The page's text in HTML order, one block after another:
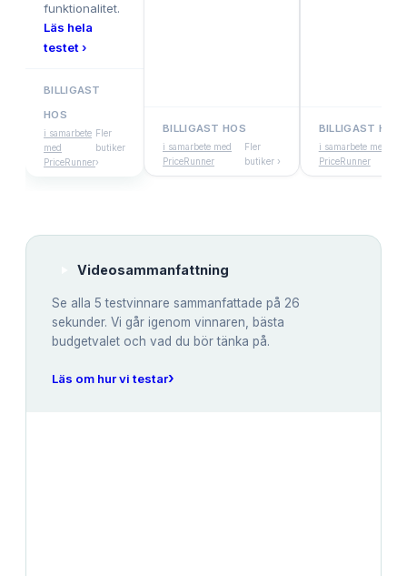
funktionalitet.
Läs hela
testet ›
BILLIGAST
HOS
i samarbete
med
PriceRunner
Fler
butiker
›
BILLIGAST HOS
i samarbete med
PriceRunner
Fler
butiker ›
BILLIGAST HOS
i samarbete med
PriceRunner
Videosammanfattning
Se alla 5 testvinnare sammanfattade på 26
sekunder. Vi går igenom vinnaren, bästa
budgetvalet och vad du bör tänka på.
Läs om hur vi testar›